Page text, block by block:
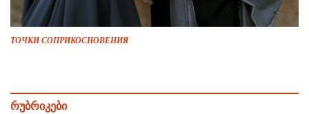
ТОЧКИ СОПРИКОСНОВЕНИЯ
რუბრიკები